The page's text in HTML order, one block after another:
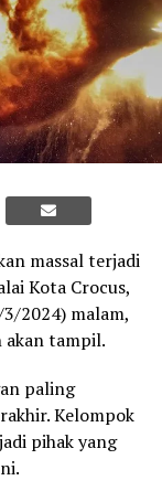
massal terjadi
Kota Crocus,
2024) malam,
akan tampil.
paling
Kelompok
pihak yang